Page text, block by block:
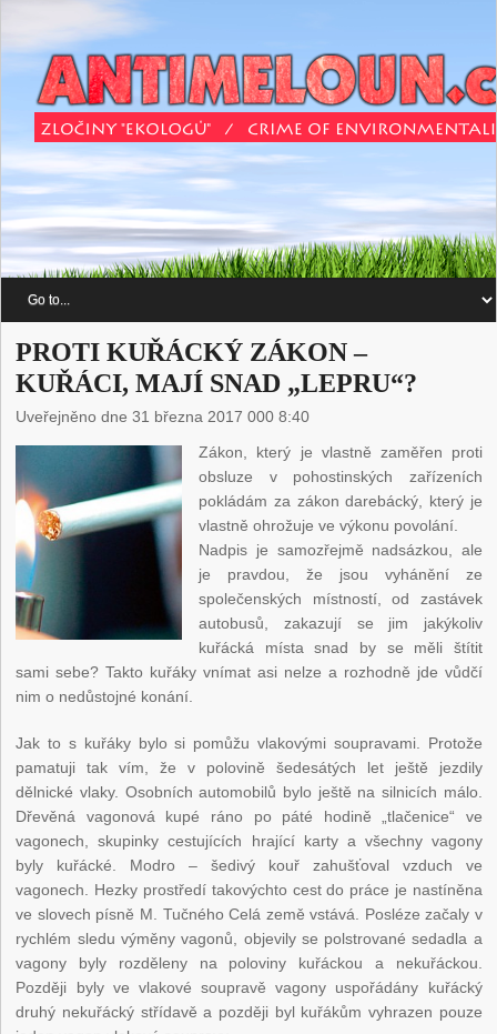
PROTI KUŘÁCKÝ ZÁKON –
KUŘÁCI, MAJÍ SNAD „LEPRU“?
Uveřejněno dne 31 března 2017 000 8:40
Zákon, který je vlastně zaměřen proti
obsluze v pohostinských zařízeních
pokládám za zákon darebácký, který je
vlastně ohrožuje ve výkonu povolání.
Nadpis je samozřejmě nadsázkou, ale
je pravdou, že jsou vyhánění ze
společenských místností, od zastávek
autobusů, zakazují se jim jakýkoliv
kuřácká místa snad by se měli štítit
sami sebe? Takto kuřáky vnímat asi nelze a rozhodně jde vůdčí
nim o nedůstojné konání.
Jak to s kuřáky bylo si pomůžu vlakovými soupravami. Protože
pamatuji tak vím, že v polovině šedesátých let ještě jezdily
dělnické vlaky. Osobních automobilů bylo ještě na silnicích málo.
Dřevěná vagonová kupé ráno po páté hodině „tlačenice“ ve
vagonech, skupinky cestujících hrající karty a všechny vagony
byly kuřácké. Modro – šedivý kouř zahušťoval vzduch ve
vagonech. Hezky prostředí takovýchto cest do práce je nastíněna
ve slovech písně M. Tučného Celá země vstává. Posléze začaly v
rychlém sledu výměny vagonů, objevily se polstrované sedadla a
vagony byly rozděleny na poloviny kuřáckou a nekuřáckou.
Později byly ve vlakové soupravě vagony uspořádány kuřácký
druhý nekuřácký střídavě a později byl kuřákům vyhrazen pouze